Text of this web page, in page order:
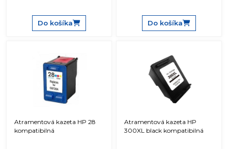
Do košíka Do košíka
Atramentová kazeta HP 28
kompatibilná
Atramentová kazeta HP
300XL black kompatibilná